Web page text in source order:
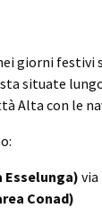
giorni
situate
Alta con le
Esselunga)
Conad)